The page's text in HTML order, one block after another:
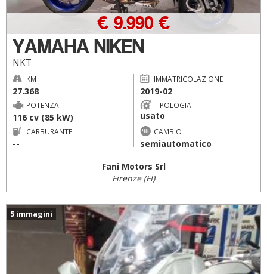
YAMAHA NIKEN
NKT
€ 9.990 €
KM
27.368
IMMATRICOLAZIONE
2019-02
POTENZA
116 cv (85 kW)
TIPOLOGIA
usato
CARBURANTE
--
CAMBIO
semiautomatico
Fani Motors Srl
Firenze (FI)
5 immagini